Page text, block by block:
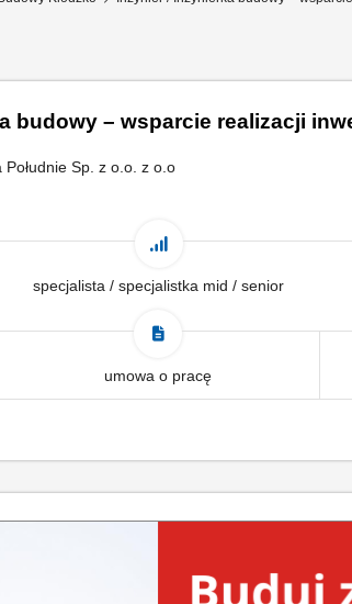
budowy – wsparcie realizacji
Sp. z o.o. z o.o
specjalista / specjalistka mid / senior
umowa o pracę